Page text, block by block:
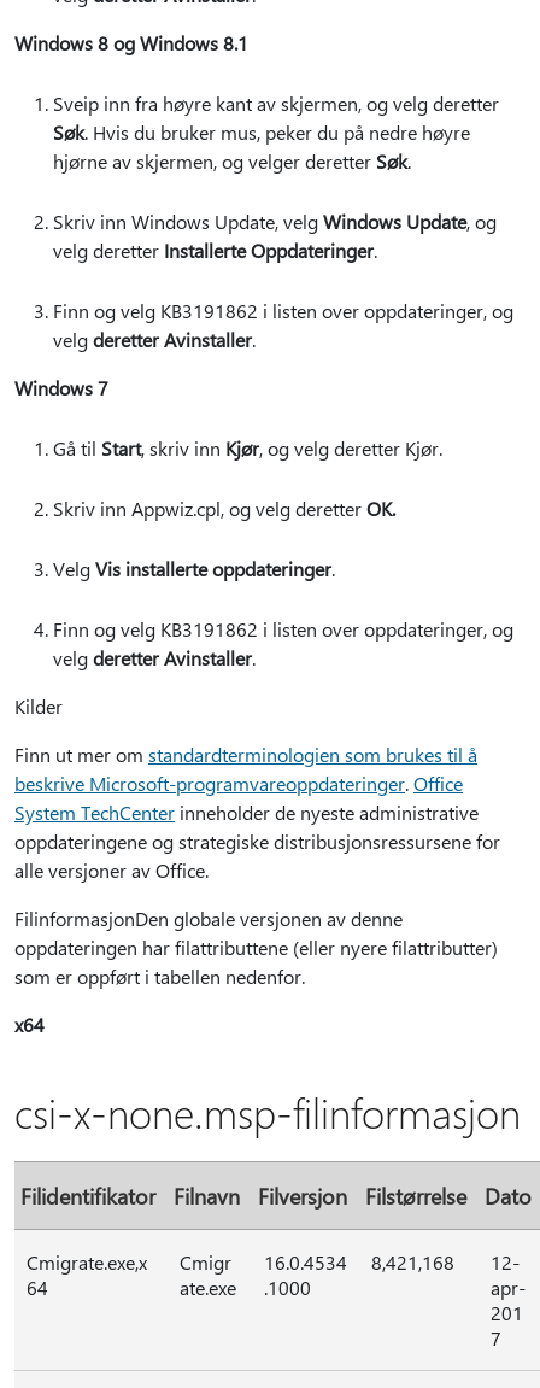
Windows 8 og Windows 8.1
Sveip inn fra høyre kant av skjermen, og velg deretter
Søk. Hvis du bruker mus, peker du på nedre høyre
hjørne av skjermen, og velger deretter Søk.
Skriv inn Windows Update, velgWindows Update, og
velg deretter Installerte Oppdateringer.
Finn og velg KB3191862 i listen over oppdateringer, og
velgderetter Avinstaller.
Windows 7
Gå til Start, skriv inn Kjør, og velg deretter Kjør.
Skriv inn Appwiz.cpl, og velg deretterOK.
VelgVis installerte oppdateringer.
Finn og velg KB3191862 i listen over oppdateringer, og
velgderetter Avinstaller.
Kilder
Finn ut mer om standardterminologien som brukes til å
beskrive Microsoft-programvareoppdateringer.Office
System TechCenter inneholder de nyeste administrative
oppdateringene og strategiske distribusjonsressursene for
alle versjoner av Office.
FilinformasjonDen globale versjonen av denne
oppdateringen har filattributtene (eller nyere filattributter)
som er oppført i tabellen nedenfor.
x64
csi-x-none.msp-filinformasjon
Filidentifikator Filnavn Filversjon Filstørrelse Dato
Cmigrate.exe,x
64
Cmigr
ate.exe
16.0.4534
.1000
8,421,168
12-
apr-
201
7